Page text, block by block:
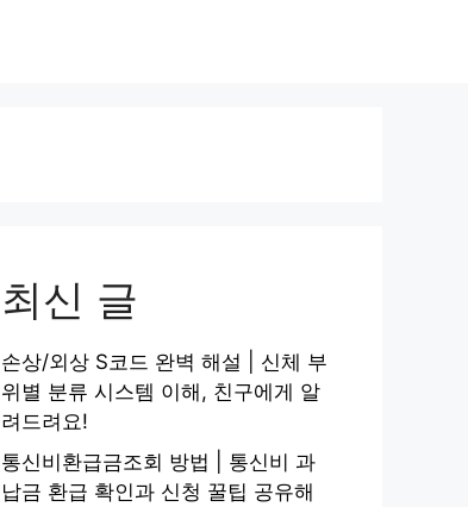
최신 글
손상/외상 S코드 완벽 해설 | 신체 부
위별 분류 시스템 이해, 친구에게 알
려드려요!
통신비환급금조회 방법 | 통신비 과
납금 환급 확인과 신청 꿀팁 공유해